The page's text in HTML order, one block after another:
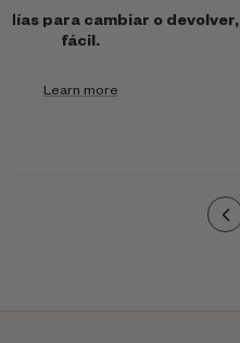
para cambiar o devolver,
fácil.
Learn more